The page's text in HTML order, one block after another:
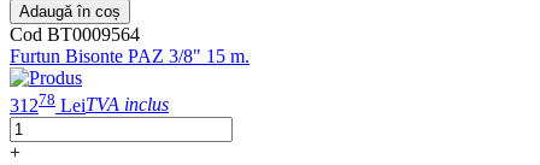
Adaugă în coș
Cod BT0009564
Furtun Bisonte PAZ 3/8" 15 m.
31278 LeiTVA inclus
+